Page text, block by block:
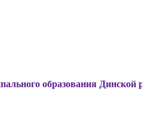
Динской район